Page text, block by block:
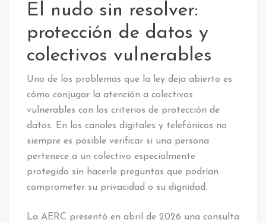
El nudo sin resolver:
protección de datos y
colectivos vulnerables
Uno de los problemas que la ley deja abierto es
cómo conjugar la atención a colectivos
vulnerables con los criterios de protección de
datos. En los canales digitales y telefónicos no
siempre es posible verificar si una persona
pertenece a un colectivo especialmente
protegido sin hacerle preguntas que podrían
comprometer su privacidad o su dignidad.
La AERC presentó en abril de 2026 una consulta